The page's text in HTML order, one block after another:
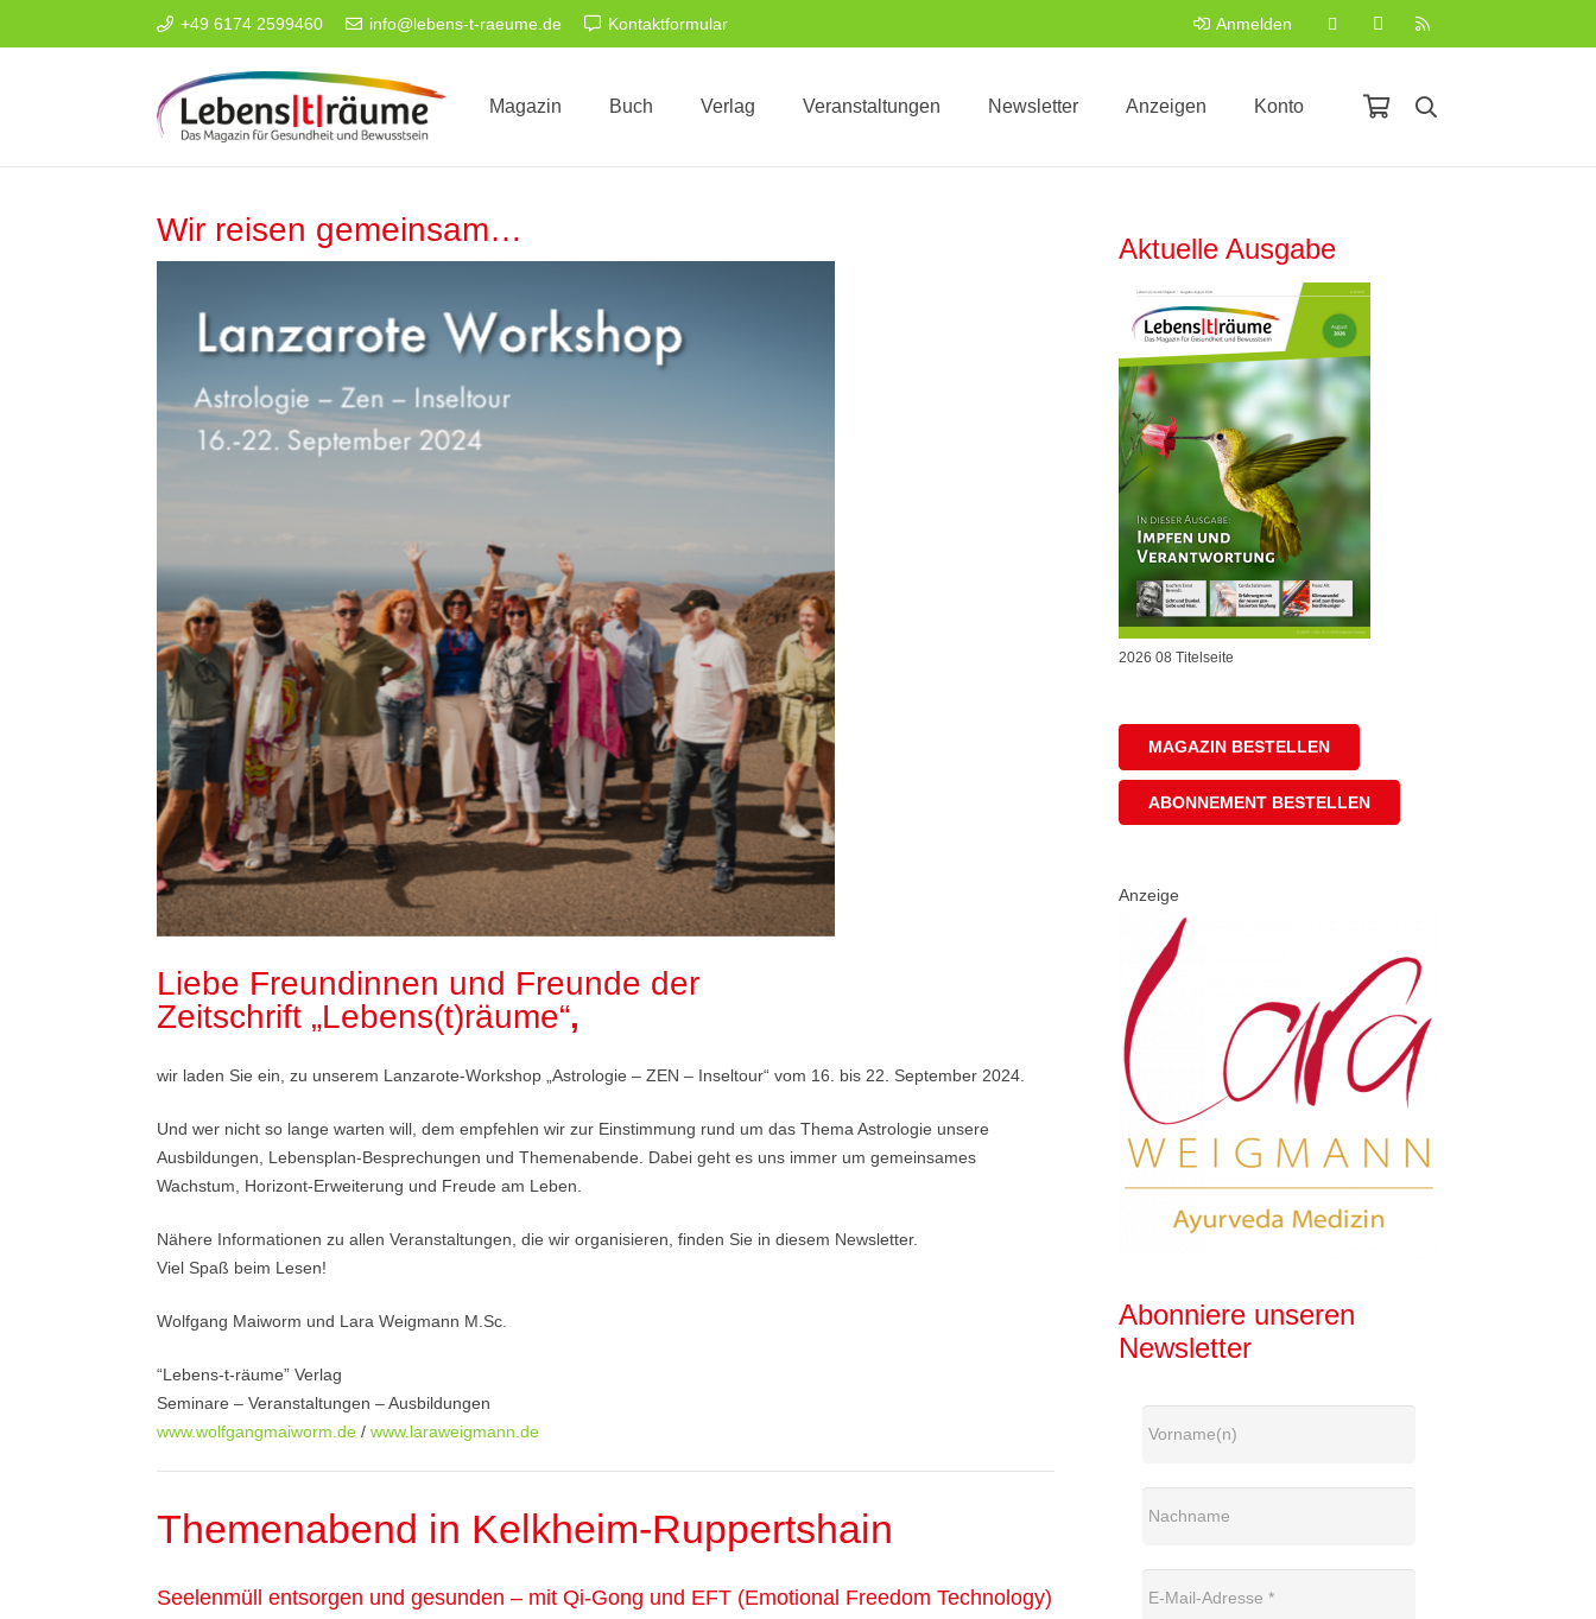
+49 6174 2599460 info@lebens-t-raeume.de Kontaktformular Anmelden
Magazin Buch Verlag Veranstaltungen Newsletter Anzeigen Konto
Wir reisen gemeinsam…
Liebe Freundinnen und Freunde der
Zeitschrift „Lebens(t)räume“,
wir laden Sie ein, zu unserem Lanzarote-Workshop „Astrologie – ZEN – Inseltour“ vom 16. bis 22. September 2024.
Und wer nicht so lange warten will, dem empfehlen wir zur Einstimmung rund um das Thema Astrologie unsere
Ausbildungen, Lebensplan-Besprechungen und Themenabende. Dabei geht es uns immer um gemeinsames
Wachstum, Horizont-Erweiterung und Freude am Leben.
Nähere Informationen zu allen Veranstaltungen, die wir organisieren, finden Sie in diesem Newsletter.
Viel Spaß beim Lesen!
Wolfgang Maiworm und Lara Weigmann M.Sc.
“Lebens-t-räume” Verlag
Seminare – Veranstaltungen – Ausbildungen
www.wolfgangmaiworm.de / www.laraweigmann.de
Themenabend in Kelkheim-Ruppertshain
Seelenmüll entsorgen und gesunden – mit Qi-Gong und EFT (Emotional Freedom Technology)
Aktuelle Ausgabe
2026 08 Titelseite
MAGAZIN BESTELLEN
ABONNEMENT BESTELLEN
Anzeige
Abonniere unseren
Newsletter